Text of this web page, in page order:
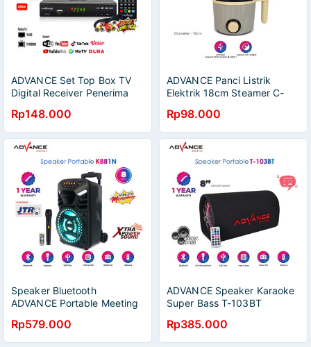
ADVANCE Set Top Box TV
Digital Receiver Penerima
Youtube DVB-T2 STP A01
(Bisa dapet semua channel )
Rp148.000
ADVANCE Panci Listrik
Elektrik 18cm Steamer C-
Dandang
Rp98.000
Speaker Bluetooth
ADVANCE Portable Meeting
K881N.v3
Rp579.000
ADVANCE Speaker Karaoke
Super Bass T-103BT
Hitam | Garansi Resmi
Advance 1 Tahun
Rp385.000